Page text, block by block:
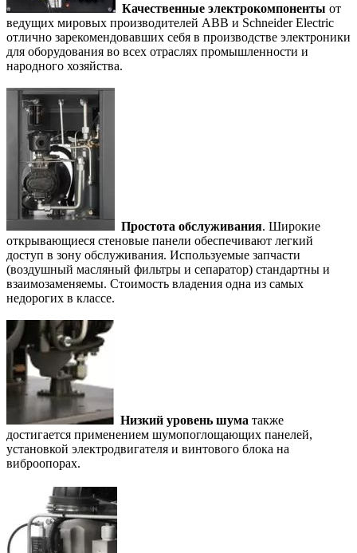
Качественные электрокомпоненты от
ведущих мировых производителей ABB и Schneider Electric
отлично зарекомендовавших себя в производстве электроники
для оборудования во всех отраслях промышленности и
народного хозяйства.
Простота обслуживания. Широкие
открывающиеся стеновые панели обеспечивают легкий
доступ в зону обслуживания. Используемые запчасти
(воздушный масляный фильтры и сепаратор) стандартны и
взаимозаменяемы. Стоимость владения одна из самых
недорогих в классе.
Низкий уровень шума также
достигается применением шумопоглощающих панелей,
установкой электродвигателя и винтового блока на
виброопорах.